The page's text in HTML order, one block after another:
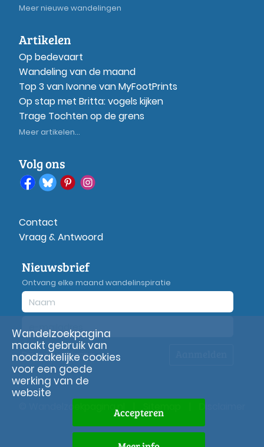
Meer nieuwe wandelingen
Artikelen
Op bedevaart
Wandeling van de maand
Top 3 van Ivonne van MyFootPrints
Op stap met Britta: vogels kijken
Trage Tochten op de grens
Meer artikelen...
Volg ons
Contact
Vraag & Antwoord
Nieuwsbrief
Ontvang elke maand wandelinspiratie
Privacyverklaring
© Wandelzoekpagina.nl
Wandelzoekpagina
maakt gebruik van
noodzakelijke cookies
voor een goede
werking van de
website
Accepteren